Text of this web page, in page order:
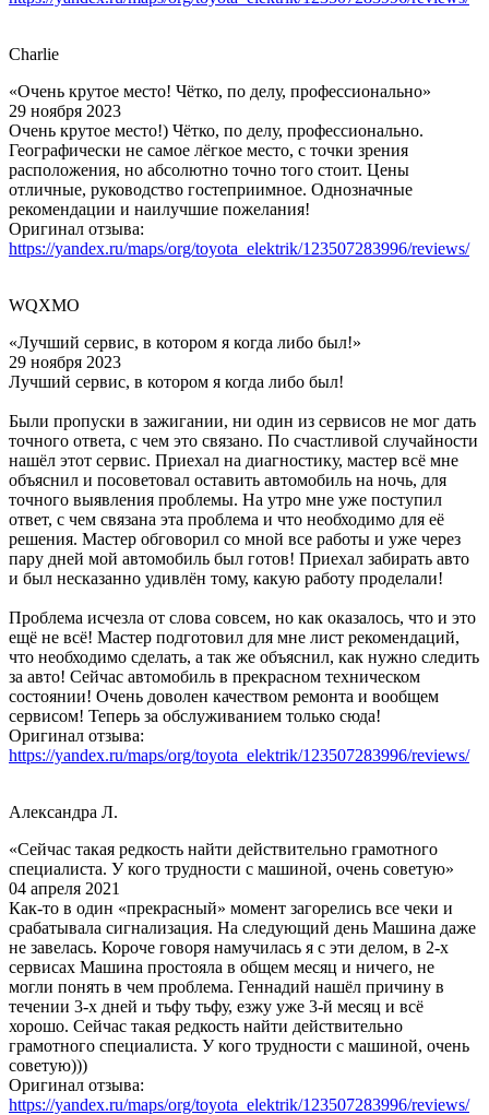
Charlie
«Очень крутое место! Чётко, по делу, профессионально»
29 ноября 2023
Очень крутое место!) Чётко, по делу, профессионально.
Географически не самое лёгкое место, с точки зрения
расположения, но абсолютно точно того стоит. Цены
отличные, руководство гостеприимное. Однозначные
рекомендации и наилучшие пожелания!
Оригинал отзыва:
https://yandex.ru/maps/org/toyota_elektrik/123507283996/reviews/
WQXMO
«Лучший сервис, в котором я когда либо был!»
29 ноября 2023
Лучший сервис, в котором я когда либо был!
Были пропуски в зажигании, ни один из сервисов не мог дать
точного ответа, с чем это связано. По счастливой случайности
нашёл этот сервис. Приехал на диагностику, мастер всё мне
объяснил и посоветовал оставить автомобиль на ночь, для
точного выявления проблемы. На утро мне уже поступил
ответ, с чем связана эта проблема и что необходимо для её
решения. Мастер обговорил со мной все работы и уже через
пару дней мой автомобиль был готов! Приехал забирать авто
и был несказанно удивлён тому, какую работу проделали!
Проблема исчезла от слова совсем, но как оказалось, что и это
ещё не всё! Мастер подготовил для мне лист рекомендаций,
что необходимо сделать, а так же объяснил, как нужно следить
за авто! Сейчас автомобиль в прекрасном техническом
состоянии! Очень доволен качеством ремонта и вообщем
сервисом! Теперь за обслуживанием только сюда!
Оригинал отзыва:
https://yandex.ru/maps/org/toyota_elektrik/123507283996/reviews/
Александра Л.
«Сейчас такая редкость найти действительно грамотного
специалиста. У кого трудности с машиной, очень советую»
04 апреля 2021
Как-то в один «прекрасный» момент загорелись все чеки и
срабатывала сигнализация. На следующий день Машина даже
не завелась. Короче говоря намучилась я с эти делом, в 2-х
сервисах Машина простояла в общем месяц и ничего, не
могли понять в чем проблема. Геннадий нашёл причину в
течении 3-х дней и тьфу тьфу, езжу уже 3-й месяц и всё
хорошо. Сейчас такая редкость найти действительно
грамотного специалиста. У кого трудности с машиной, очень
советую)))
Оригинал отзыва:
https://yandex.ru/maps/org/toyota_elektrik/123507283996/reviews/